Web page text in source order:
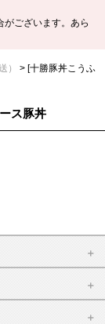
がございます。あら
）
[十勝豚丼こうふ
ス豚丼